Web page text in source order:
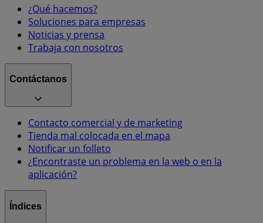
¿Qué hacemos?
Soluciones para empresas
Noticias y prensa
Trabaja con nosotros
Contáctanos
Contacto comercial y de marketing
Tienda mal colocada en el mapa
Notificar un folleto
¿Encontraste un problema en la web o en la
aplicación?
Índices